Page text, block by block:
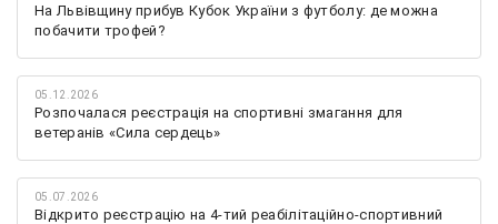
На Львівщину прибув Кубок України з футболу: де можна
побачити трофей?
05.12.2026
Розпочалася реєстрація на спортивні змагання для
ветеранів «Сила сердець»
05.07.2026
Відкрито реєстрацію на 4-тий реабілітаційно-спортивний